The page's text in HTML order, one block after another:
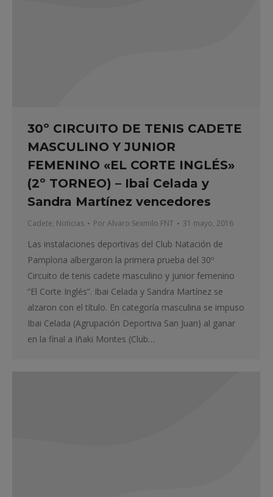
30º CIRCUITO DE TENIS CADETE
MASCULINO Y JUNIOR
FEMENINO «EL CORTE INGLÉS»
(2º TORNEO) – Ibai Celada y
Sandra Martínez vencedores
Cadete, Noticias PorAlvaro Sexmilo FNT 31 mayo, 2016
Las instalaciones deportivas del Club Natación de
Pamplona albergaron la primera prueba del 30º
Circuito de tenis cadete masculino y junior femenino
“El Corte Inglés”. Ibai Celada y Sandra Martínez se
alzaron con el título. En categoría masculina se impuso
Ibai Celada (Agrupación Deportiva San Juan) al ganar
en la final a Iñaki Montes (Club…